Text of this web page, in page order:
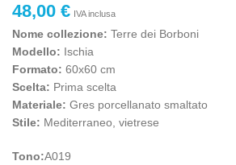
48,00 € IVA inclusa
Nome collezione: Terre dei Borboni
Modello: Ischia
Formato: 60x60 cm
Scelta: Prima scelta
Materiale: Gres porcellanato smaltato
Stile: Mediterraneo, vietrese
Tono:A019